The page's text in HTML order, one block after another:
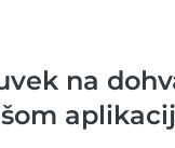
na